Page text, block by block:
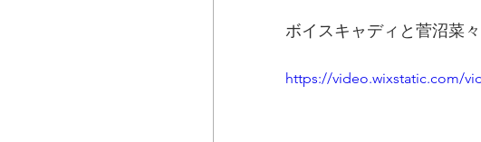
ボイスキャディと菅沼菜
https://video.wixstatic.com/